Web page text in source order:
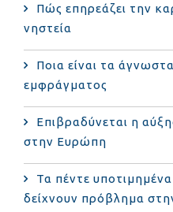
Πώς επηρεάζει την
νηστεία
Ποια είναι τα
εμφράγματος
Επιβραδύνεται η
στην Ευρώπη
Τα πέντε
δείχνουν πρόβλημα